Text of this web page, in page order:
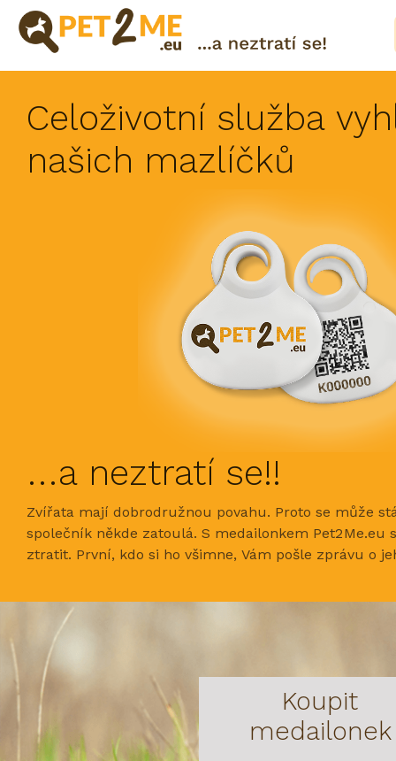
FAQ
Přihlášení
Celoživotní služba
našich mazlíčků
...a neztratí se!!
Zvířata mají dobrodružnou povahu. Proto se může
společník někde zatoulá. S medailonkem Pet2Me.eu
ztratit. První, kdo si ho všimne, Vám pošle zprávu o
Koupit
medailonek